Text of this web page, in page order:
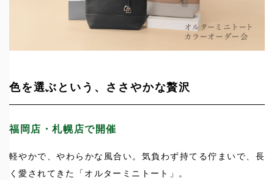
色を選ぶという、ささやかな贅沢
福岡店・札幌店で開催
軽やかで、やわらかな風合い。気負わず持てる佇まいで、長
く愛されてきた「オルターミニトート」。